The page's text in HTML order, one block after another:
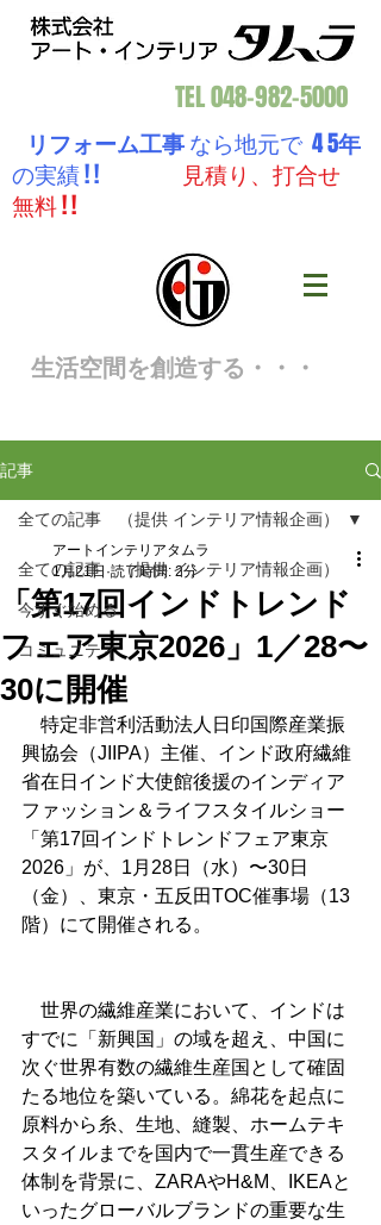
TEL048-982-5000
リフォーム工事なら地元で 4 5年
の実績 ! !
見積り、打合せ
無料 ! !
生活空間を創造する・・・
記事
全ての記事 （提供 インテリア情報企画）
今すぐ始める
コミュニティ
全ての記事 （提供 インテリア情報企画）
「第17回インドトレンド
フェア東京2026」1／28〜
30に開催
アートインテリアタムラ
1月21日 読了時間: 2分
特定非営利活動法人日印国際産業振
興協会（JIIPA）主催、インド政府繊維
省在日インド大使館後援のインディア
ファッション＆ライフスタイルショー
「第17回インドトレンドフェア東京
2026」が、1月28日（水）〜30日
（金）、東京・五反田TOC催事場（13
階）にて開催される。
世界の繊維産業において、インドは
すでに「新興国」の域を超え、中国に
次ぐ世界有数の繊維生産国として確固
たる地位を築いている。綿花を起点に
原料から糸、生地、縫製、ホームテキ
スタイルまでを国内で一貫生産できる
体制を背景に、ZARAやH&M、IKEAと
いったグローバルブランドの重要な生